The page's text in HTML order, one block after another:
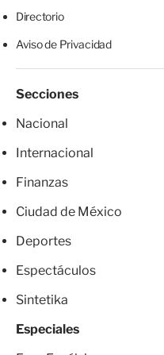
Directorio
Aviso de Privacidad
Secciones
Nacional
Internacional
Finanzas
Ciudad de México
Deportes
Espectáculos
Sintetika
Especiales